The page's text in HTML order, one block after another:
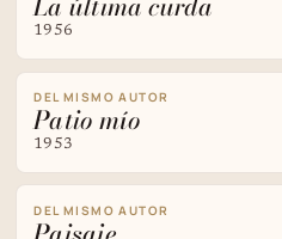
1956
DEL MISMO AUTOR
Patio mío
1953
DEL MISMO AUTOR